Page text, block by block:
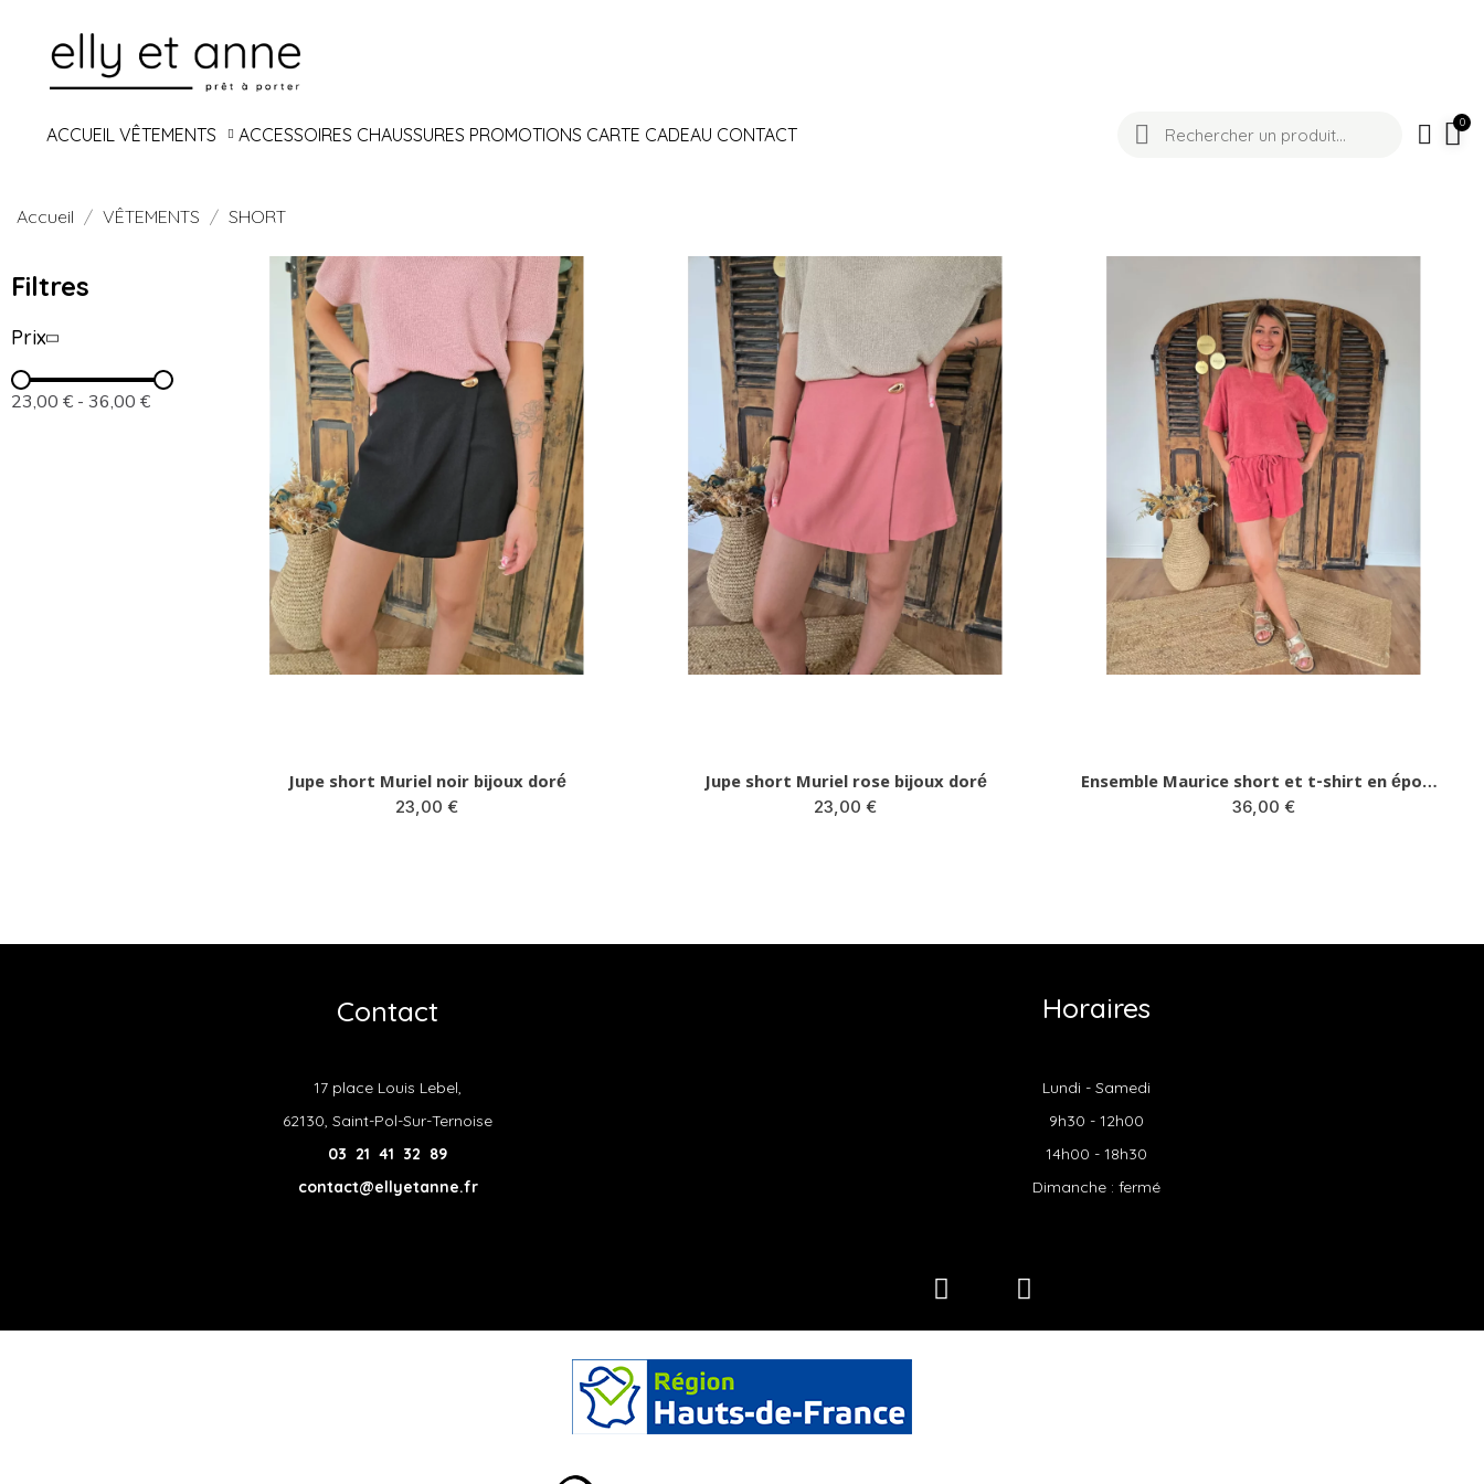
ACCUEIL VÊTEMENTS ACCESSOIRES CHAUSSURES PROMOTIONS CARTE CADEAU CONTACT
Accueil VÊTEMENTS SHORT
Filtres
Prix
23,00 € - 36,00 €
Jupe short Muriel noir bijoux doré
23,00 €
Jupe short Muriel rose bijoux doré
23,00 €
Ensemble Maurice short et t-shirt en éponge terracotta
36,00 €
Contact
17 place Louis Lebel,
62130, Saint-Pol-Sur-Ternoise
03 21 41 32 89
contact@ellyetanne.fr
Horaires
Lundi - Samedi
9h30 - 12h00
14h00 - 18h30
Dimanche : fermé